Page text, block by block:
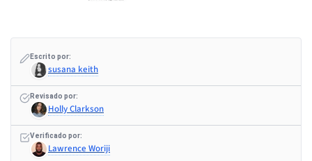
Escrito por:
susana keith
Revisado por:
Holly Clarkson
Verificado por:
Lawrence Woriji